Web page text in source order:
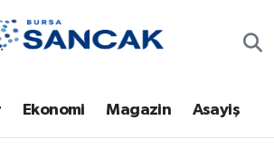
Ekonomi Magazin Asayiş